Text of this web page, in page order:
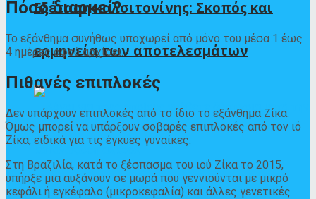
Εξέταση καλσιτονίνης: Σκοπός και
ερμηνεία των αποτελεσμάτων
Πόσο διαρκεί?
Το εξάνθημα συνήθως υποχωρεί από μόνο του μέσα 1 έως
4 ημέρεςαφού αρχίσει.
Πιθανές επιπλοκές
Δεν υπάρχουν επιπλοκές από το ίδιο το εξάνθημα Ζίκα.
Όμως μπορεί να υπάρξουν σοβαρές επιπλοκές από τον ιό
Ζίκα, ειδικά για τις έγκυες γυναίκες.
Στη Βραζιλία, κατά το ξέσπασμα του ιού Ζίκα το 2015,
υπήρξε μια αυξάνουν σε μωρά που γεννιούνται με μικρό
κεφάλι ή εγκέφαλο (μικροκεφαλία) και άλλες γενετικές